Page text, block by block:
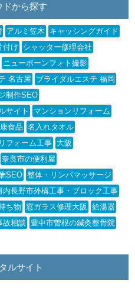
ドから探す
アルミ笠木
キャッシングガイド
付け
シャッター修理会社
ニューボーンフォト撮影
名古屋
ブライダルエステ 福岡
制作SEO
サイト
マンションリフォーム
食品
名入れタオル
フォーム工事 大阪
奈良市の便利屋
SEO 整体・リンパマッサージ
内長野市外構工事・ブロック工事
ち物 窓ガラス修理大阪
給湯器
故相談
豊中市曽根の鍼灸整骨院
ルサイト